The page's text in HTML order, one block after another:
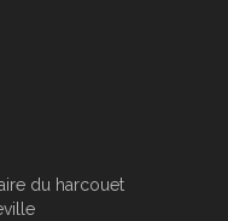
du harcouet